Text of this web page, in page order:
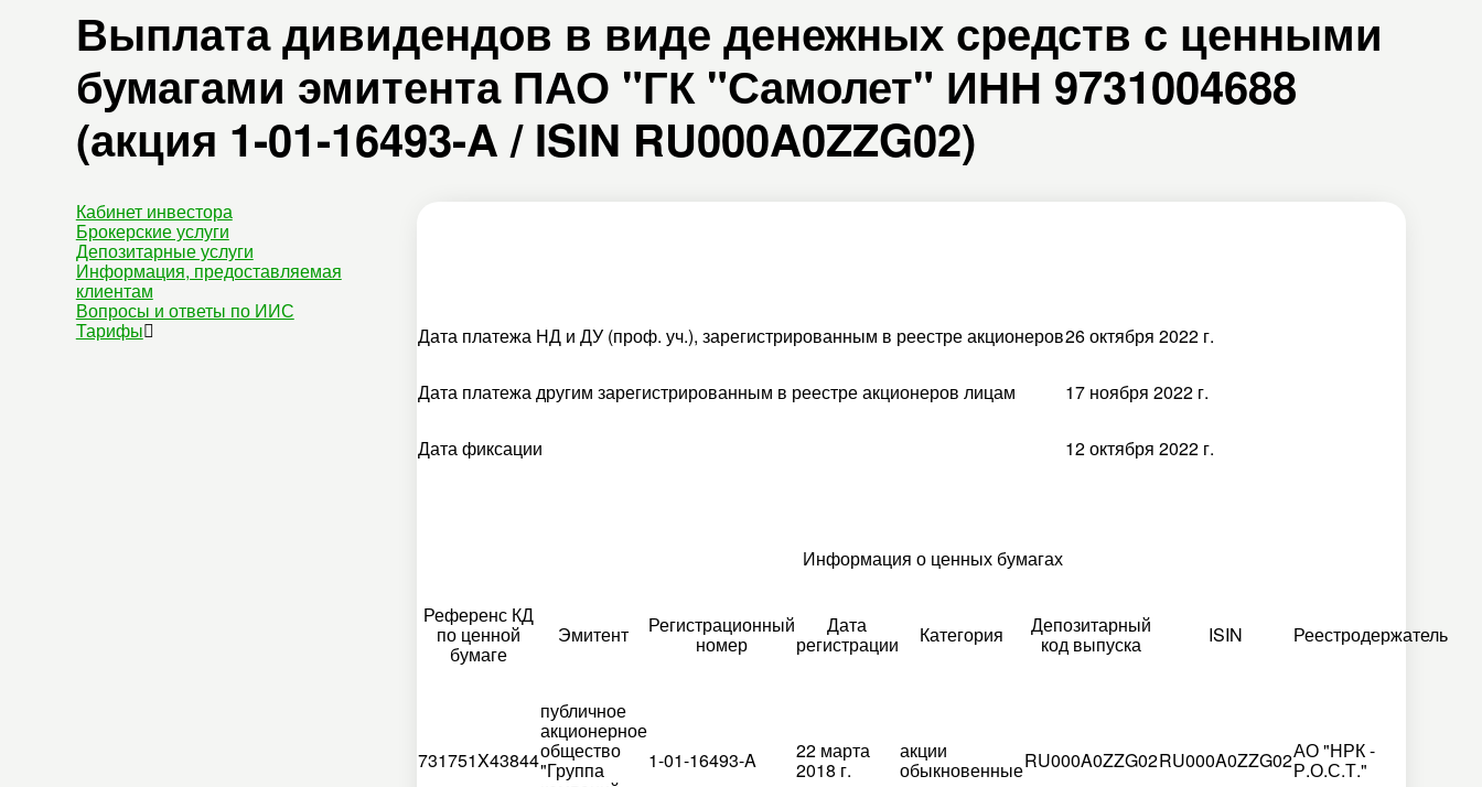
Выплата дивидендов в виде денежных средств с ценными
бумагами эмитента ПАО "ГК "Самолет" ИНН 9731004688
(акция 1-01-16493-A / ISIN RU000A0ZZG02)
Кабинет инвестора
Брокерские услуги
Депозитарные услуги
Информация, предоставляемая
клиентам
Вопросы и ответы по ИИС
Тарифы Дата платежа НД и ДУ (проф. уч.), зарегистрированным в реестре акционеров26 октября 2022 г.
Дата платежа другим зарегистрированным в реестре акционеров лицам 17 ноября 2022 г.
Дата фиксации 12 октября 2022 г.
Информация о ценных бумагах
Референс КД
по ценной
бумаге
Эмитент Регистрационный
номер
Дата
регистрации Категория Депозитарный
код выпуска ISIN Реестродержатель
731751X43844
публичное
акционерное
общество
"Группа 1-01-16493-A 22 марта
2018 г.
акции
обыкновенныеRU000A0ZZG02RU000A0ZZG02АО "НРК -
Р.О.С.Т."